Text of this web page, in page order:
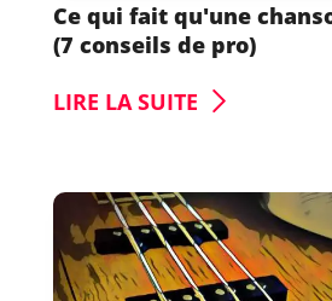
Ce qui fait qu'une
(7 conseils de pro)
LIRE LA SUITE